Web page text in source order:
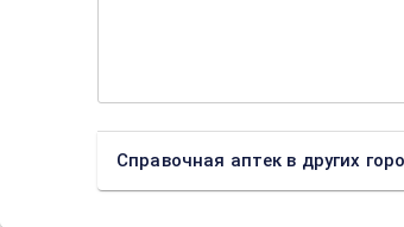
Справочная аптек в других